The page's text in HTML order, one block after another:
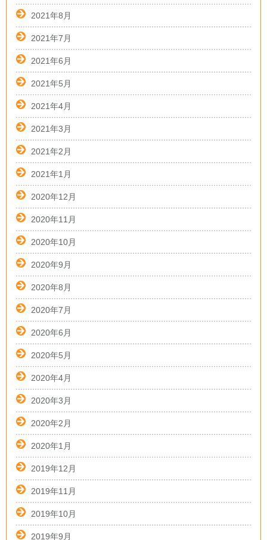
2021年8月
2021年7月
2021年6月
2021年5月
2021年4月
2021年3月
2021年2月
2021年1月
2020年12月
2020年11月
2020年10月
2020年9月
2020年8月
2020年7月
2020年6月
2020年5月
2020年4月
2020年3月
2020年2月
2020年1月
2019年12月
2019年11月
2019年10月
2019年9月